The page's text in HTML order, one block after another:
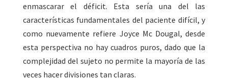
enmascarar el déficit. Esta sería una del las
características fundamentales del paciente difícil, y
como nuevamente refiere Joyce Mc Dougal, desde
esta perspectiva no hay cuadros puros, dado que la
complejidad del sujeto no permite la mayoría de las
veces hacer divisiones tan claras.